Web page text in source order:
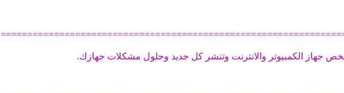
جهاز الكمبيوتر والانترنت وتنشر كل جديد وحلول مشكلات جهازك.